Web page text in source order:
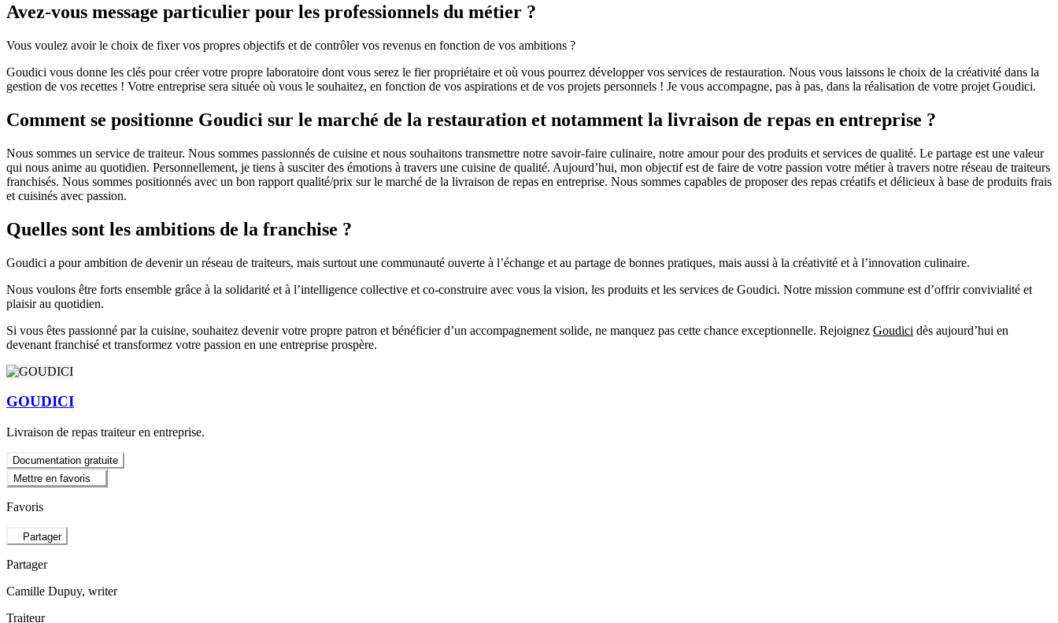
Avez-vous message particulier pour les professionnels du métier ?
Vous voulez avoir le choix de fixer vos propres objectifs et de contrôler vos revenus en fonction de vos ambitions ?
Goudici vous donne les clés pour créer votre propre laboratoire dont vous serez le fier propriétaire et où vous pourrez développer vos services de restauration. Nous vous laissons le choix de la créativité dans la
gestion de vos recettes ! Votre entreprise sera située où vous le souhaitez, en fonction de vos aspirations et de vos projets personnels ! Je vous accompagne, pas à pas, dans la réalisation de votre projet Goudici.
Comment se positionne Goudici sur le marché de la restauration et notamment la livraison de repas en entreprise ?
Nous sommes un service de traiteur. Nous sommes passionnés de cuisine et nous souhaitons transmettre notre savoir-faire culinaire, notre amour pour des produits et services de qualité. Le partage est une valeur
qui nous anime au quotidien. Personnellement, je tiens à susciter des émotions à travers une cuisine de qualité. Aujourd’hui, mon objectif est de faire de votre passion votre métier à travers notre réseau de traiteurs
franchisés. Nous sommes positionnés avec un bon rapport qualité/prix sur le marché de la livraison de repas en entreprise. Nous sommes capables de proposer des repas créatifs et délicieux à base de produits frais
et cuisinés avec passion.
Quelles sont les ambitions de la franchise ?
Goudici a pour ambition de devenir un réseau de traiteurs, mais surtout une communauté ouverte à l’échange et au partage de bonnes pratiques, mais aussi à la créativité et à l’innovation culinaire.
Nous voulons être forts ensemble grâce à la solidarité et à l’intelligence collective et co-construire avec vous la vision, les produits et les services de Goudici. Notre mission commune est d’offrir convivialité et
plaisir au quotidien.
Si vous êtes passionné par la cuisine, souhaitez devenir votre propre patron et bénéficier d’un accompagnement solide, ne manquez pas cette chance exceptionnelle. Rejoignez Goudici dès aujourd’hui en
devenant franchisé et transformez votre passion en une entreprise prospère.
GOUDICI
Livraison de repas traiteur en entreprise.
Documentation gratuite
Mettre en favoris
Favoris
Partager
Partager
Camille Dupuy, writer
Traiteur